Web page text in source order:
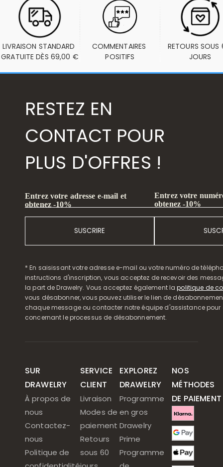
LIVRAISON STANDARD
GRATUITE DÈS 69,00 €
COMMENTAIRES
POSITIFS
RETOURS SOUS
JOURS
RESTEZ EN
CONTACT POUR
PLUS D'OFFRES !
Entrez votre adresse e-mail et
obtenez -10%
SUSCRIRE
Entrez votre
obtenez -10%
* En saisissant votre adresse e-mail ou votre numéro de
instructions d'inscription, vous acceptez de recevoir des
la part de Drawelry. Vous acceptez également lapolitique de
vous désabonner, vous pouvez utiliser le lien de
chaque message ou contacter notre équipe d'assistance pour
concernant le processus de désabonnement.
SUR
DRAWELRY
À propos de
nous
Contactez-
nous
Politique de
SERVICE
CLIENT
Livraison
Modes de
paiement
Retours
sous 60
EXPLOREZ
DRAWELRY
Programme
en gros
Drawelry
Prime
Programme
NOS
MÉTHODES
DE PAIEMENT